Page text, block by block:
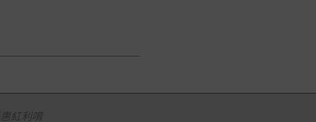
紅利唷